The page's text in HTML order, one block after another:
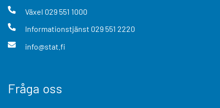
Växel 029 551 1000
Informationstjänst 029 551 2220
info@stat.fi
Fråga oss